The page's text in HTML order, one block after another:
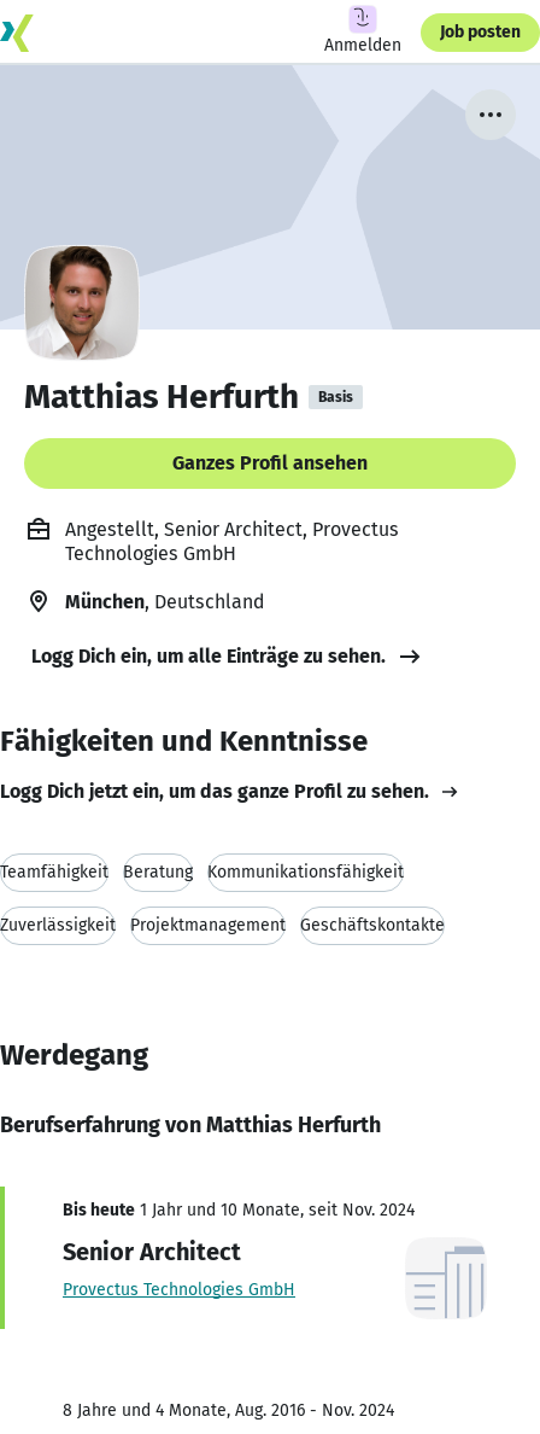
Anmelden
Job posten
Matthias Herfurth Basis
Ganzes Profil ansehen
Angestellt, Senior Architect, Provectus
Technologies GmbH
München, Deutschland
Logg Dich ein, um alle Einträge zu sehen.
Fähigkeiten und Kenntnisse
Logg Dich jetzt ein, um das ganze Profil zu sehen.
Teamfähigkeit Beratung Kommunikationsfähigkeit
Zuverlässigkeit Projektmanagement Geschäftskontakte
Werdegang
Berufserfahrung von Matthias Herfurth
Bis heute 1 Jahr und 10 Monate, seit Nov. 2024
Senior Architect
Provectus Technologies GmbH
8 Jahre und 4 Monate, Aug. 2016 - Nov. 2024